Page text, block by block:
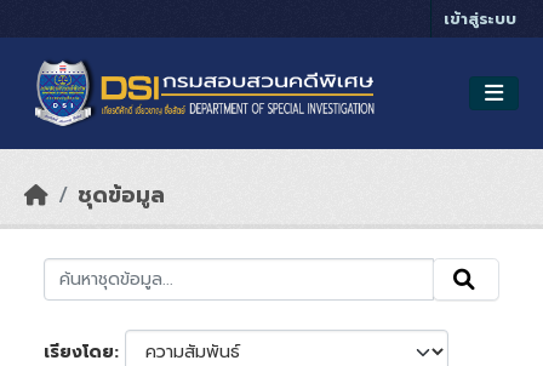
เข้าสู่ระบบ
ชุดข้อมูล
เรียงโดย